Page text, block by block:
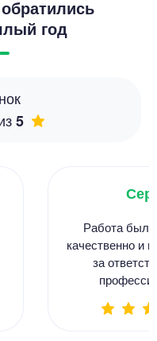
год
5
Работа
качественно и
за